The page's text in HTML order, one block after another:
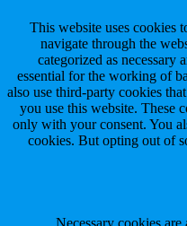
This website uses cookies
navigate through the
categorized as necessary
essential for the working of
also use third-party cookies
you use this website. These
only with your consent. You
cookies. But opting out of
Necessary cookies